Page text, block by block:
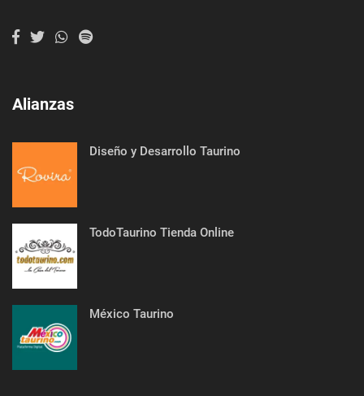
Alianzas
Diseño y Desarrollo Taurino
TodoTaurino Tienda Online
México Taurino